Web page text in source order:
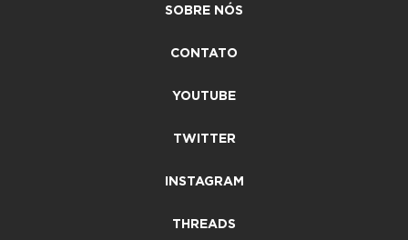
SOBRE NÓS
CONTATO
YOUTUBE
TWITTER
INSTAGRAM
THREADS